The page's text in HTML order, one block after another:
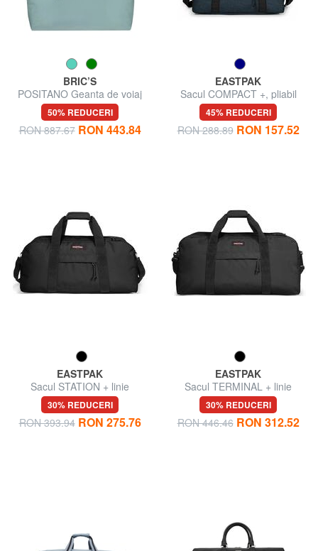
BRIC’S
POSITANO Geanta de voiaj
50% REDUCERI
RON 887.67 RON 443.84
EASTPAK
Sacul COMPACT +, pliabil
45% REDUCERI
RON 288.89 RON 157.52
EASTPAK
Sacul STATION + linie
30% REDUCERI
RON 393.94 RON 275.76
EASTPAK
Sacul TERMINAL + linie
30% REDUCERI
RON 446.46 RON 312.52